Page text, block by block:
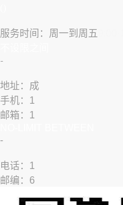
服务时间：周一到周五
​-
地址：成
手机：1
邮箱：1
​-
​​电话：1
邮编：6